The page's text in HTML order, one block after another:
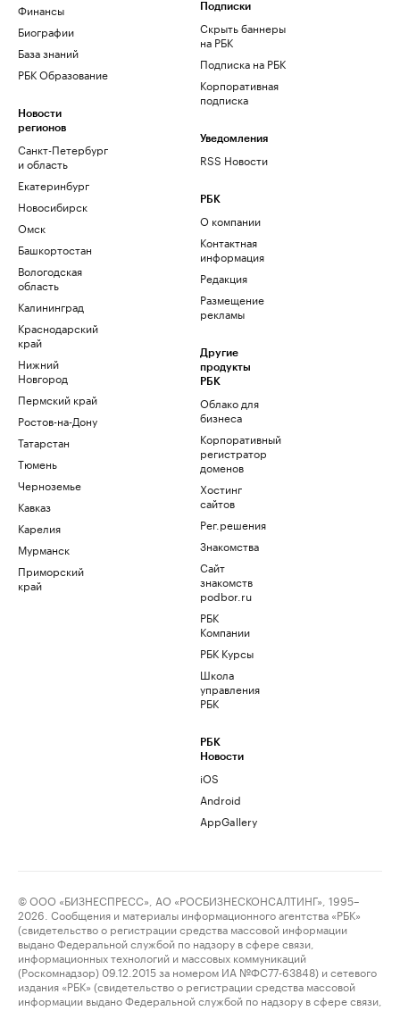
Финансы
Биографии
База знаний
РБК Образование
Новости
регионов
Санкт-Петербург
и область
Екатеринбург
Новосибирск
Омск
Башкортостан
Вологодская
область
Калининград
Краснодарский
край
Нижний
Новгород
Пермский край
Ростов-на-Дону
Татарстан
Тюмень
Черноземье
Кавказ
Карелия
Мурманск
Приморский
край
Подписки
Скрыть баннеры
на РБК
Подписка на РБК
Корпоративная
подписка
Уведомления
RSS Новости
РБК
О компании
Контактная
информация
Редакция
Размещение
рекламы
Другие
продукты
РБК
Облако для
бизнеса
Корпоративный
регистратор
доменов
Хостинг
сайтов
Рег.решения
Знакомства
Сайт
знакомств
podbor.ru
РБК
Компании
РБК Курсы
Школа
управления
РБК
РБК
Новости
iOS
Android
AppGallery
© ООО «БИЗНЕСПРЕСС», АО «РОСБИЗНЕСКОНСАЛТИНГ», 1995–
2026. Сообщения и материалы информационного агентства «РБК»
(свидетельство о регистрации средства массовой информации
выдано Федеральной службой по надзору в сфере связи,
информационных технологий и массовых коммуникаций
(Роскомнадзор) 09.12.2015 за номером ИА №ФС77-63848) и сетевого
издания «РБК» (свидетельство о регистрации средства массовой
информации выдано Федеральной службой по надзору в сфере связи,